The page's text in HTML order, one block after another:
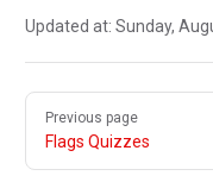
Updated at: Sunday,
Pager
Previous page
Flags Quizzes